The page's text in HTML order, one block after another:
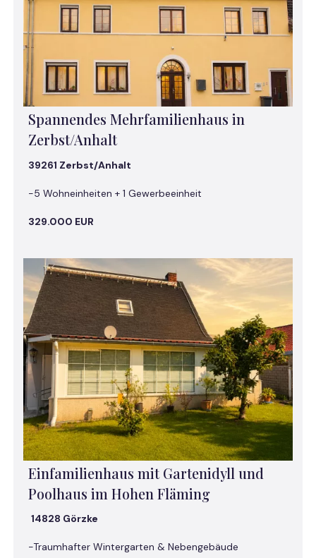
Spannendes Mehrfamilienhaus in
Zerbst/Anhalt
39261 Zerbst/Anhalt
-5 Wohneinheiten + 1 Gewerbeeinheit
329.000 EUR
Einfamilienhaus mit Gartenidyll und
Poolhaus im Hohen Fläming
14828 Görzke
-Traumhafter Wintergarten & Nebengebäude